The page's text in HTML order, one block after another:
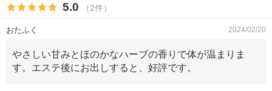
5.0 （2件）
おたふく 2024/02/20
やさしい甘みとほのかなハーブの香りで体が温まりま
す。エステ後にお出しすると、好評です。